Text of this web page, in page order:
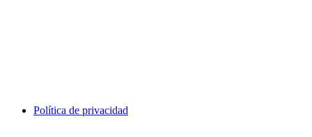
Política de privacidad